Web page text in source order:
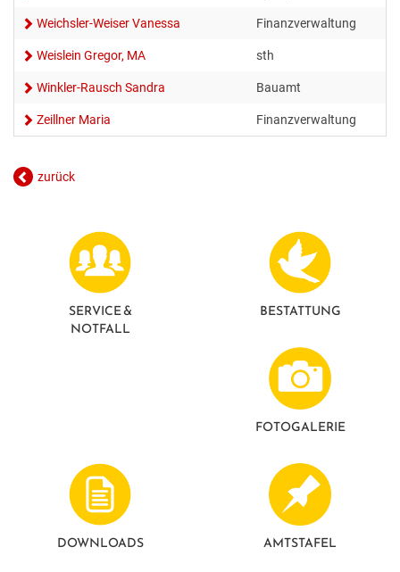
Weichsler-Weiser Vanessa Finanzverwaltung
Weislein Gregor, MA sth
Winkler-Rausch Sandra Bauamt
Zeillner Maria Finanzverwaltung
zurück
SERVICE &
NOTFALL
BESTATTUNG
FOTO­GALERIE
DOWNLOADS AMTSTAFEL